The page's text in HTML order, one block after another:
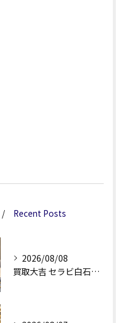
Recent Posts
2026/08/08
買取大吉 セラビ白石店の金買取、査定理由が見える安心感